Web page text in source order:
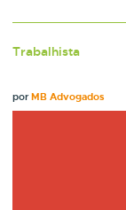
Trabalhista
porMB Advogados